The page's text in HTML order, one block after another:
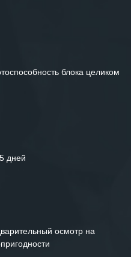
блока целиком
дней
осмотр на